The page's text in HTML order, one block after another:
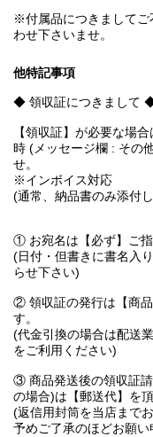
※付属品につきましてご
わせ下さいませ。
他特記事項
◆ 領収証につきまして
【領収証】が必要な場
時 (メッセージ欄 : その
せ。
※インボイス対応
(通常、納品書のみ添付
① お宛名は【必ず】ご指
(日付・但書きに書名入
らせ下さい)
② 領収証の発行は【商
す。
(代金引換の場合は配送
をご利用ください)
③ 商品発送後の領収証
の場合)は【郵送代】を頂
(返信用封筒を当店まで
予めご了承のほどお願い